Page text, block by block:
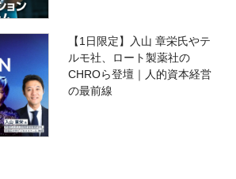
【1日限定】入山 章栄氏やテ
ルモ社、ロート製薬社の
CHROら登壇｜人的資本経営
の最前線